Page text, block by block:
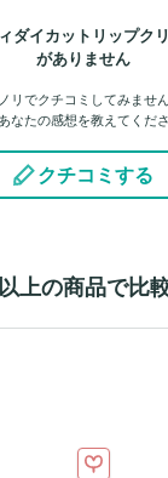
イカットリップク
がありません
リでクチコミしてみませ
なたの感想を教えてくださ
クチコミする
上の商品で比